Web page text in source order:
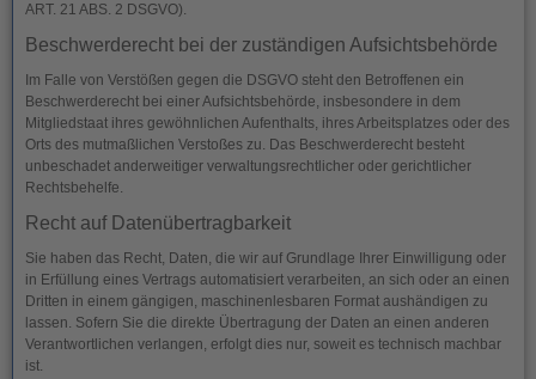
ART. 21 ABS. 2 DSGVO).
Beschwerde­recht bei der zuständigen Aufsichts­behörde
Im Falle von Verstößen gegen die DSGVO steht den Betroffenen ein
Beschwerderecht bei einer Aufsichtsbehörde, insbesondere in dem
Mitgliedstaat ihres gewöhnlichen Aufenthalts, ihres Arbeitsplatzes oder des
Orts des mutmaßlichen Verstoßes zu. Das Beschwerderecht besteht
unbeschadet anderweitiger verwaltungsrechtlicher oder gerichtlicher
Rechtsbehelfe.
Recht auf Daten­übertrag­barkeit
Sie haben das Recht, Daten, die wir auf Grundlage Ihrer Einwilligung oder
in Erfüllung eines Vertrags automatisiert verarbeiten, an sich oder an einen
Dritten in einem gängigen, maschinenlesbaren Format aushändigen zu
lassen. Sofern Sie die direkte Übertragung der Daten an einen anderen
Verantwortlichen verlangen, erfolgt dies nur, soweit es technisch machbar
ist.